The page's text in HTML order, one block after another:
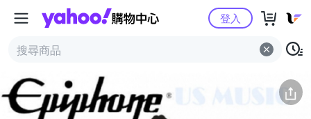
Yahoo購物中心
登入
簡介 評價 (0) 猜你喜歡